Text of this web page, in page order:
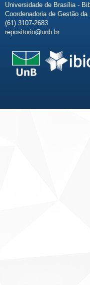
Universidade de Brasília -
Coordenadoria de Gestão
(61) 3107-2683
repositorio@unb.br